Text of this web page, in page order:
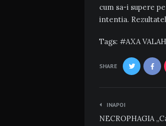
cum sa-i supere
intentia.
Tags: AXA
SHARE
Navigare
în
INAPOI
NECROPHAGIA